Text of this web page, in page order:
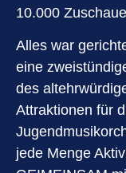
10.000
Alles war
eine
des
Attraktionen für
jede Menge